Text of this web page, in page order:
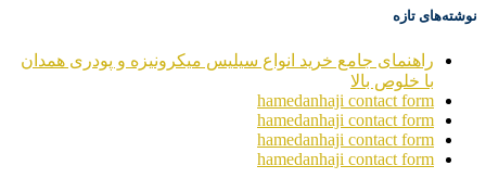
نوشته‌های تازه
راهنمای جامع خرید انواع سیلیس میکرونیزه و پودری همدان
با خلوص بالا
hamedanhaji contact form
hamedanhaji contact form
hamedanhaji contact form
hamedanhaji contact form